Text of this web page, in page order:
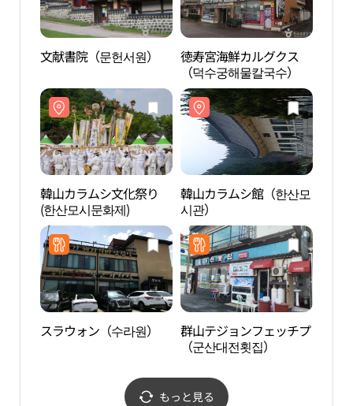
文献書院（문헌서원）
徳寿宮海鮮カルグクス
（덕수궁해물칼국수）
韓山カラムシ文化祭り
(한산모시문화제)
韓山カラムシ館（한산모
시관）
スラウォン（수라원）
群山テジョンフェッチプ
（군산대전횟집）
もっと見る